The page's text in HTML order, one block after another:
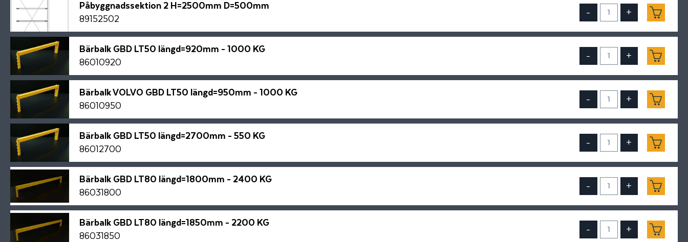
Påbyggnadssektion 2 H=2500mm D=500mm
89152502
- +
Bärbalk GBD LT50 längd=920mm - 1000 KG
86010920
- +
Bärbalk VOLVO GBD LT50 längd=950mm - 1000 KG
86010950
- +
Bärbalk GBD LT50 längd=2700mm - 550 KG
86012700
- +
Bärbalk GBD LT80 längd=1800mm - 2400 KG
86031800
- +
Bärbalk GBD LT80 längd=1850mm - 2200 KG
86031850
- +